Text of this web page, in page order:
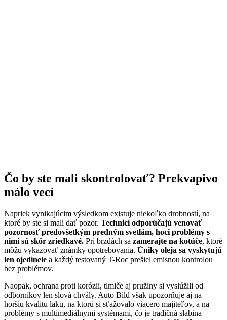
Čo by ste mali skontrolovať? Prekvapivo
málo vecí
Napriek vynikajúcim výsledkom existuje niekoľko drobností, na
ktoré by ste si mali dať pozor. Technici odporúčajú venovať
pozornosť predovšetkým predným svetlám, hoci problémy s
nimi sú skôr zriedkavé. Pri brzdách sa zamerajte na kotúče, ktoré
môžu vykazovať známky opotrebovania. Úniky oleja sa vyskytujú
len ojedinele a každý testovaný T-Roc prešiel emisnou kontrolou
bez problémov.
Naopak, ochrana proti korózii, tlmiče aj pružiny si vyslúžili od
odborníkov len slová chvály. Auto Bild však upozorňuje aj na
horšiu kvalitu laku, na ktorú si sťažovalo viacero majiteľov, a na
problémy s multimediálnymi systémami, čo je tradičná slabina